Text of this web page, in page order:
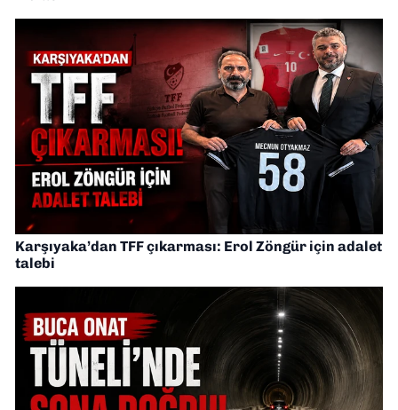
Karşıyaka’dan TFF çıkarması: Erol Zöngür için adalet
talebi